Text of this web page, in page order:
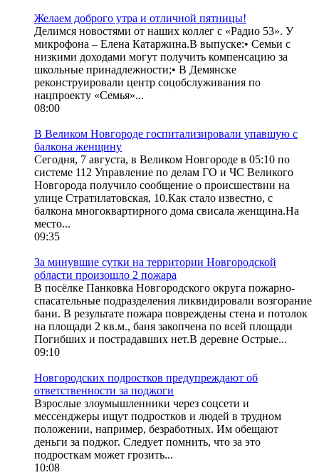
Желаем доброго утра и отличной пятницы!
Делимся новостями от наших коллег с «Радио 53». У
микрофона – Елена Катаржина.В выпуске:• Семьи с
низкими доходами могут получить компенсацию за
школьные принадлежности;• В Демянске
реконструировали центр соцобслуживания по
нацпроекту «Семья»...
08:00
В Великом Новгороде госпитализировали упавшую с
балкона женщину
Сегодня, 7 августа, в Великом Новгороде в 05:10 по
системе 112 Управление по делам ГО и ЧС Великого
Новгорода получило сообщение о происшествии на
улице Стратилатовская, 10.Как стало известно, с
балкона многоквартирного дома свисала женщина.На
место...
09:35
За минувшие сутки на территории Новгородской
области произошло 2 пожара
В посёлке Панковка Новгородского округа пожарно-
спасательные подразделения ликвидировали возгорание
бани. В результате пожара повреждены стена и потолок
на площади 2 кв.м., баня закопчена по всей площади
Погибших и пострадавших нет.В деревне Острые...
09:10
Новгородских подростков предупреждают об
ответственности за поджоги
Взрослые злоумышленники через соцсети и
мессенджеры ищут подростков и людей в трудном
положении, например, безработных. Им обещают
деньги за поджог. Следует помнить, что за это
подросткам может грозить...
10:08